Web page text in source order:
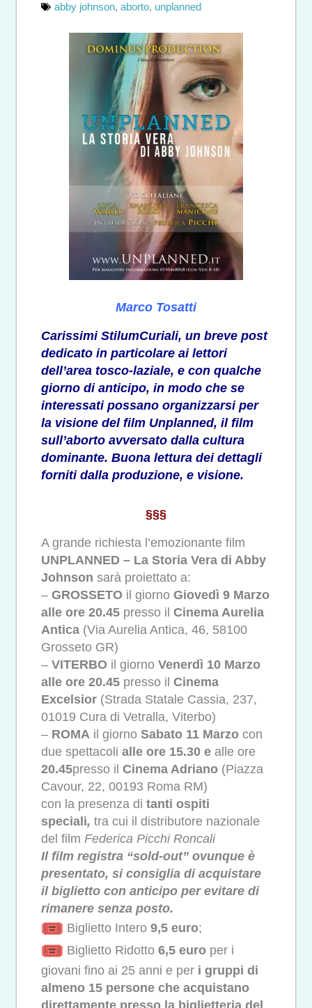
abby johnson, aborto, unplanned
Marco Tosatti
Carissimi StilumCuriali, un breve post
dedicato in particolare ai lettori
dell’area tosco-laziale, e con qualche
giorno di anticipo, in modo che se
interessati possano organizzarsi per
la visione del film Unplanned, il film
sull’aborto avversato dalla cultura
dominante. Buona lettura dei dettagli
forniti dalla produzione, e visione.
§§§
A grande richiesta l’emozionante film
UNPLANNED – La Storia Vera di Abby
Johnson sarà proiettato a:
– GROSSETO il giorno Giovedì 9 Marzo
alle ore 20.45 presso il Cinema Aurelia
Antica (Via Aurelia Antica, 46, 58100
Grosseto GR)
– VITERBO il giorno Venerdì 10 Marzo
alle ore 20.45 presso il Cinema
Excelsior (Strada Statale Cassia, 237,
01019 Cura di Vetralla, Viterbo)
– ROMA il giorno Sabato 11 Marzo con
due spettacoli alle ore 15.30 e alle ore
20.45presso il Cinema Adriano (Piazza
Cavour, 22, 00193 Roma RM)
con la presenza di tanti ospiti
speciali, tra cui il distributore nazionale
del film Federica Picchi Roncali
Il film registra “sold-out” ovunque è
presentato, si consiglia di acquistare
il biglietto con anticipo per evitare di
rimanere senza posto.
Biglietto Intero 9,5 euro;
Biglietto Ridotto 6,5 euro per i
giovani fino ai 25 anni e per i gruppi di
almeno 15 persone che acquistano
direttamente presso la biglietteria del